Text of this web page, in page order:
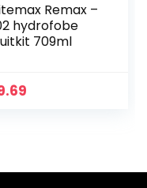
Remax –
hydrofobe
709ml